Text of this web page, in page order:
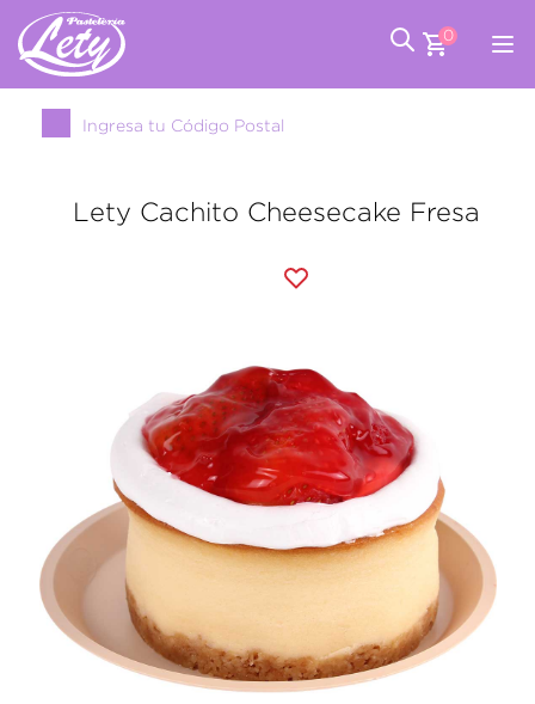
0
Ingresa tu Código Postal
Lety Cachito Cheesecake Fresa